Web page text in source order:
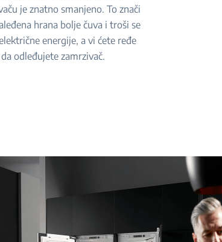
je znatno smanjeno. To znači
hrana bolje čuva i troši se
energije, a vi ćete ređe
odleđujete zamrzivač.